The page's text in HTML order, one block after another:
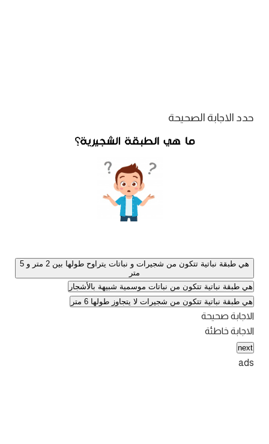
حدد الاجابة الصحيحة
هي طبقة نباتية تتكون من شجيرات و نباتات يتراوح طولها بين 2 متر و 5
متر
هي طبقة نباتية تتكون من نباتات موسمية شبيهة بالأشجار
هي طبقة نباتية تتكون من شجيرات لا يتجاوز طولها 6 متر
الاجابة صحيحة
الاجابة خاطئة
next
ads